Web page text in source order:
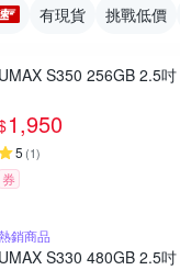
有現貨 挑戰低價
UMAX S350 256GB 2.5
1,950
5 (1)
券
銷商品
UMAX S330 480GB 2.5